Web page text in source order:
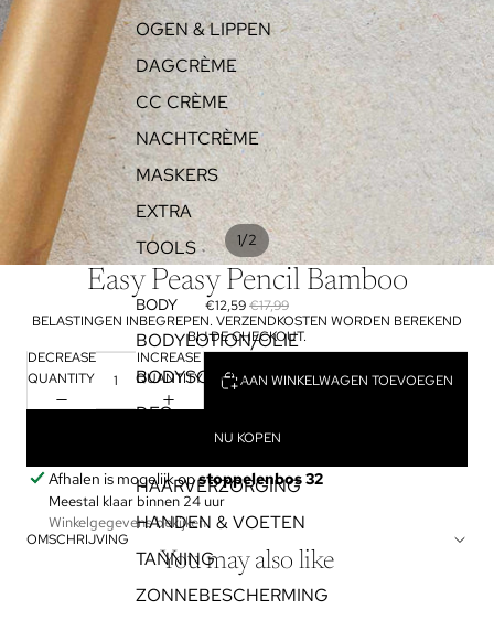
OGEN & LIPPEN
DAGCRÈME
CC CRÈME
NACHTCRÈME
MASKERS
EXTRA
TOOLS
BODY
BODYLOTION/OLIE
BODYSCRUB
DEO
HAARVERZORGING
HANDEN & VOETEN
TANNING
ZONNEBESCHERMING
1/2
Easy Peasy Pencil Bamboo
€12,59€17,99
BELASTINGEN INBEGREPEN. VERZENDKOSTEN WORDEN BEREKEND
BIJ DE CHECKOUT.
DECREASE
QUANTITY
INCREASE
QUANTITY
AAN WINKELWAGEN TOEVOEGEN
NU KOPEN
Afhalen is mogelijk opstoppelenbos 32
Meestal klaar binnen 24 uur
Winkelgegevens bekijken
OMSCHRIJVING
You may also like